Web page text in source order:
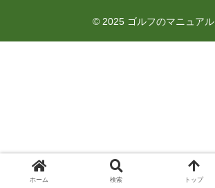
© 2025 ゴルフのマニュアル.
ホーム 検索 トップ